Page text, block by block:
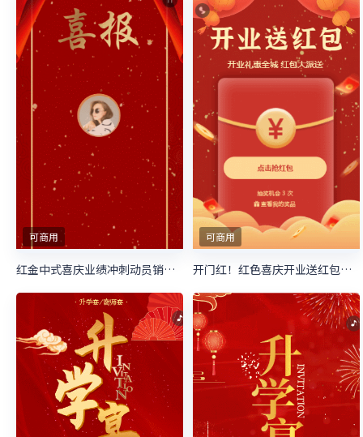
可商用
红金中式喜庆业绩冲刺动员销售喜报
可商用
开门红！红色喜庆开业送红包啦！